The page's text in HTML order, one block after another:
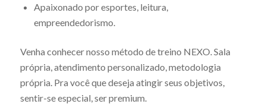
Apaixonado por esportes, leitura,
empreendedorismo.
Venha conhecer nosso método de treino NEXO. Sala
própria, atendimento personalizado, metodologia
própria. Pra você que deseja atingir seus objetivos,
sentir-se especial, ser premium.